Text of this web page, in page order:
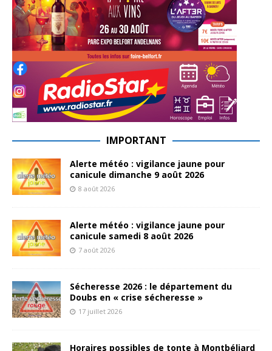
IMPORTANT
Alerte météo : vigilance jaune pour
canicule dimanche 9 août 2026
8 août 2026
Alerte météo : vigilance jaune pour
canicule samedi 8 août 2026
7 août 2026
Sécheresse 2026 : le département du
Doubs en « crise sécheresse »
17 juillet 2026
Horaires possibles de tonte à Montbéliard